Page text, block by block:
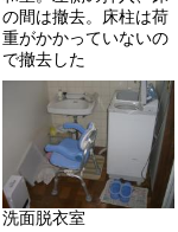
の間は撤去。床柱は荷
重がかかっていないの
で撤去した
洗面脱衣室